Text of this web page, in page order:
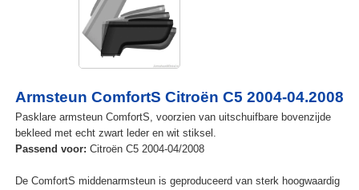
Armsteun ComfortS Citroën C5 2004-04.2008
Pasklare armsteun ComfortS, voorzien van uitschuifbare bovenzijde
bekleed met echt zwart leder en wit stiksel.
Passend voor: Citroën C5 2004-04/2008
De ComfortS middenarmsteun is geproduceerd van sterk hoogwaardig